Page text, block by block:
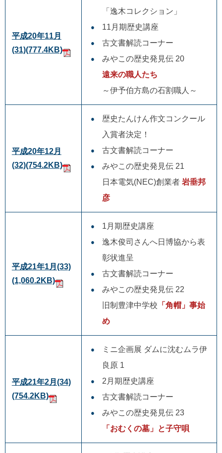
平成20年11月
(31)(777.4KB)
「逸木コレクション」
11月期歴史講座
古文書解読コーナー
みやこの歴史発見伝 20
遠来の職人たち
～伊予伯方島の石割職人～
平成20年12月
(32)(754.2KB)
歴史たんけん作文コンクール
入賞者決定！
古文書解読コーナー
みやこの歴史発見伝 21
日本電気(NEC)創業者 岩垂邦
彦
平成21年1月(33)
(1,060.2KB)
1月期歴史講座
逸木俊司さんへ日博協から表
彰状進呈
古文書解読コーナー
みやこの歴史発見伝 22
旧制豊津中学校 「角帽」事始
め
平成21年2月(34)
(754.2KB)
ミニ企画展 ダムに沈むムラ伊
良原 1
2月期歴史講座
古文書解読コーナー
みやこの歴史発見伝 23
「おむくの墓」と子守唄